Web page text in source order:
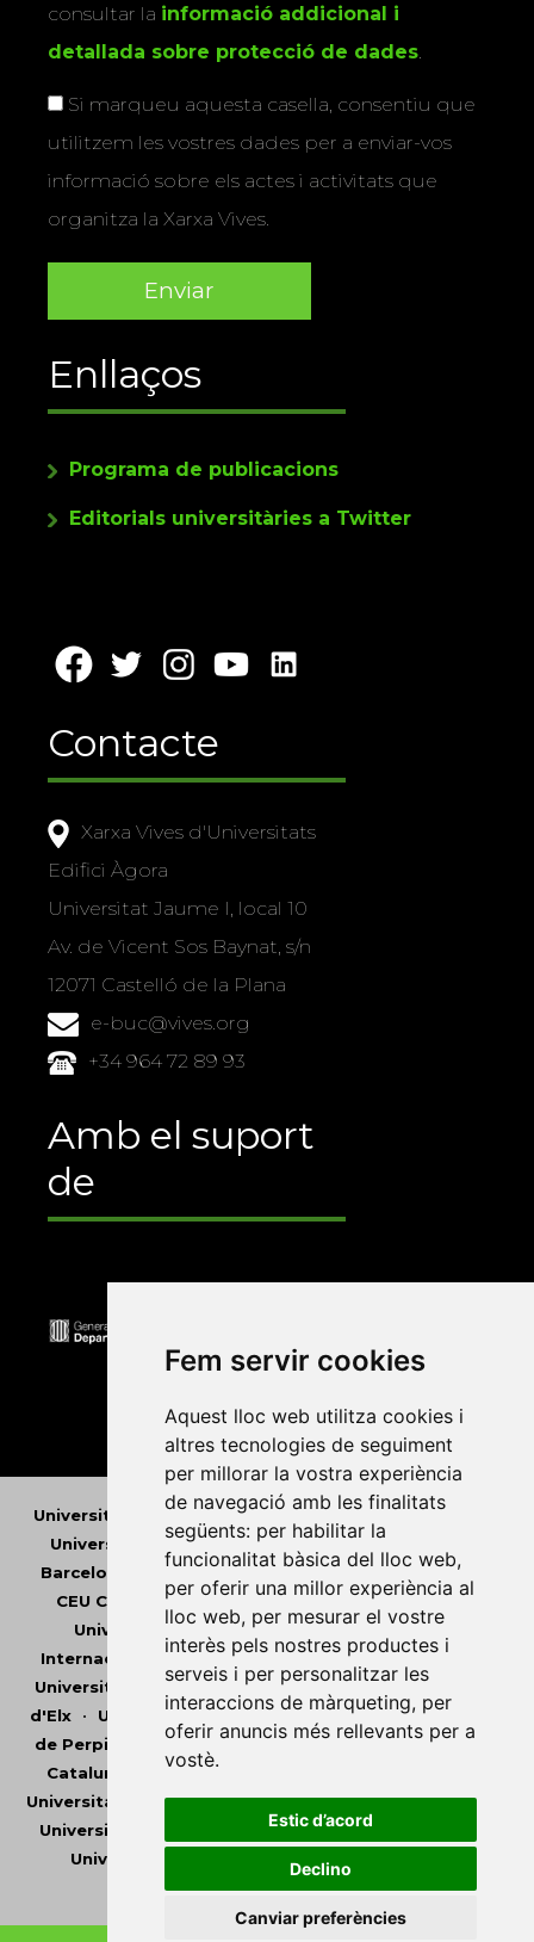
Fem servir cookies
Aquest lloc web utilitza cookies i
altres tecnologies de seguiment
per millorar la vostra experiència
de navegació amb les finalitats
següents: per habilitar la
funcionalitat bàsica del lloc web,
per oferir una millor experiència al
lloc web, per mesurar el vostre
interès pels nostres productes i
serveis i per personalitzar les
interaccions de màrqueting, per
oferir anuncis més rellevants per a
vostè.
Estic d’acord
Declino
Canviar preferències
consultar la informació addicional i
detallada sobre protecció de dades.
Si marqueu aquesta casella, consentiu que
utilitzem les vostres dades per a enviar-vos
informació sobre els actes i activitats que
organitza la Xarxa Vives.
Enllaços
Programa de publicacions
Editorials universitàries a Twitter
Contacte
Xarxa Vives d'Universitats
Edifici Àgora
Universitat Jaume I, local 10
Av. de Vicent Sos Baynat, s/n
12071 Castelló de la Plana
e-buc@vives.org
+34 964 72 89 93
Amb el suport
de
Universitat Abat Oliba CEU•Universitat d'Alacant
Universitat d'Andorra•Universitat Autònoma de
Barcelona
Universitat de Barcelona•Universitat
CEU Cardenal Herrera•Universitat de Girona •
Universitat de les Illes Balears•
Universitat
Internacional de Catalunya•Universitat Jaume I
Universitat de Lleida• Universitat Miguel Hernández
d'Elx• Universitat Oberta de Catalunya•Universitat
de Perpinyà Via Domitia•Universitat Politècnica de
Catalunya
Universitat Politècnica de València
Universitat Pompeu Fabra•Universitat Ramon Llull
Universitat Rovira i Virgili
•Universitat de Sàsser
Universitat de València
• Universitat de Vic -
Universitat Central de Catalunya